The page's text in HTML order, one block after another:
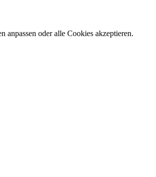
anpassen oder alle Cookies akzeptieren.